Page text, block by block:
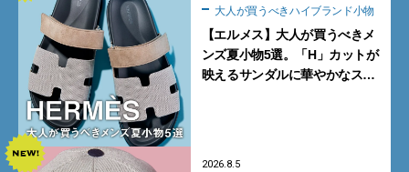
大人が買うべきハイブランド小物
【エルメス】大人が買うべきメ
ンズ夏小物5選。「H」カットが
映えるサンダルに華やかなス
2026.8.5